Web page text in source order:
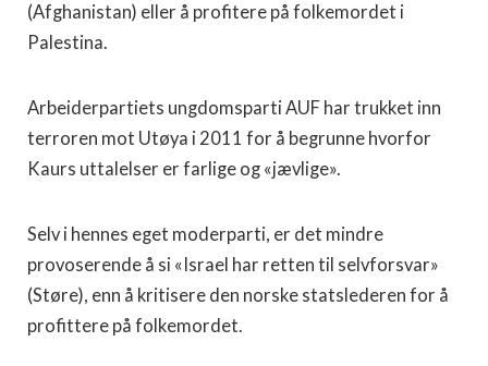
(Afghanistan) eller å profitere på folkemordet i
Palestina.
Arbeiderpartiets ungdomsparti AUF har trukket inn
terroren mot Utøya i 2011 for å begrunne hvorfor
Kaurs uttalelser er farlige og «jævlige».
Selv i hennes eget moderparti, er det mindre
provoserende å si «Israel har retten til selvforsvar»
(Støre), enn å kritisere den norske statslederen for å
profittere på folkemordet.